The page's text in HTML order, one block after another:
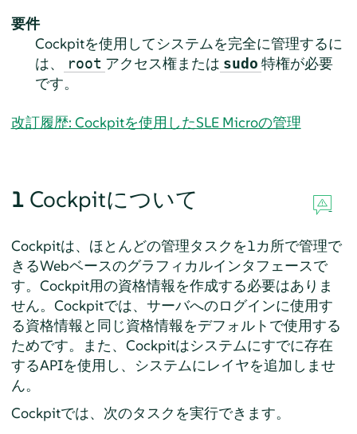
要件
Cockpitを使用してシステムを完全に管理するに
は、
root アクセス権または sudo 特権が必要
です。
改訂履歴: Cockpitを使用したSLE Microの管理
1 Cockpitについて
Cockpitは、ほとんどの管理タスクを1カ所で管理で
きるWebベースのグラフィカルインタフェースで
す。Cockpit用の資格情報を作成する必要はありま
せん。Cockpitでは、サーバへのログインに使用す
る資格情報と同じ資格情報をデフォルトで使用する
ためです。また、Cockpitはシステムにすでに存在
するAPIを使用し、システムにレイヤを追加しませ
ん。
Cockpitでは、次のタスクを実行できます。